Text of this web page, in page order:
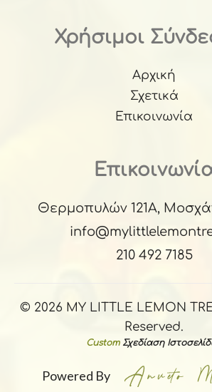
Χρήσιμοι
Αρχική
Σχετικά
Επικοινωνία
Θερμοπυλών 121Α,
210 492 7185
© 2026 MY LITTLE LEMON
Reserved.
Custom Σχεδίαση
Powered By